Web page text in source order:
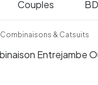
Couples
Combinaisons & Catsuits